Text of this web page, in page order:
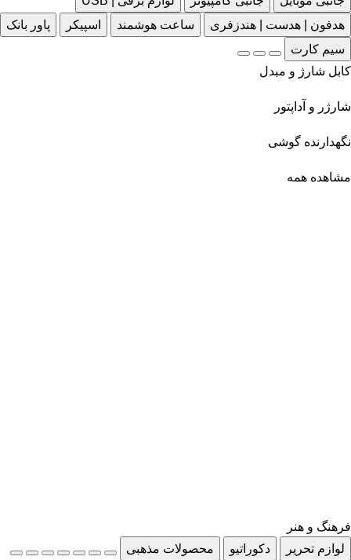
هدفون | هدست | هندزفری
ساعت هوشمند اسپیکر
پاور بانک
سیم کارت
کابل شارژ و مبدل
شارژر و آداپتور
نگهدارنده گوشی
مشاهده همه
فرهنگ و هنر
لوازم تحریر
دکوراتیو محصولات مذهبی